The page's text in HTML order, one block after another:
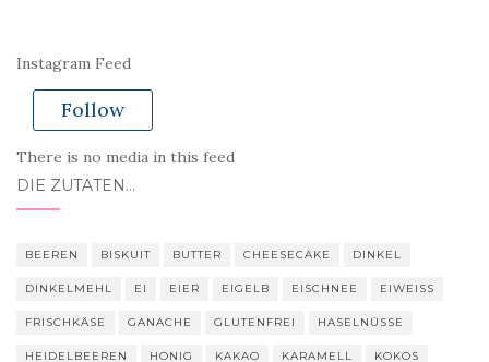
Instagram Feed
Follow
There is no media in this feed
DIE ZUTATEN…
BEEREN BISKUIT BUTTER CHEESECAKE DINKEL
DINKELMEHL EI EIER EIGELB EISCHNEE EIWEISS
FRISCHKÄSE GANACHE GLUTENFREI HASELNÜSSE
HEIDELBEEREN HONIG KAKAO KARAMELL KOKOS